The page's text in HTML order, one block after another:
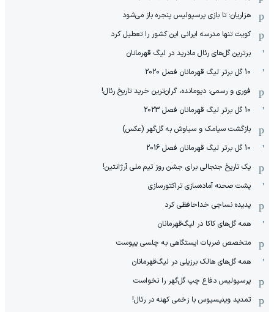
هزاریان: تا بازی پرسپولیس پنجره باز می‌شود
کویت تنها مدرسه ایرانی این کشور را تعطیل کرد
برترین گل‌های رئال مادرید در لیگ قهرمانان
10 گل برتر لیگ قهرمانان فصل 2020
فوری و رسمی: دیومانده، گران‌ترین خرید تاریخ رئال!
10 گل برتر لیگ قهرمانان فصل 2023
بازگشت سیامک و سیاوش به گل‌گهر (عکس)
10 گل برتر لیگ قهرمانان فصل 2016
یک تاریخ جنجالی برای جشن روز تیم ملی آرژانتین!
پشت صحنه آماده‌سازی تراکتورسازی
پدیده نساجی خداحافظی کرد
همه گل‌های کاکا در لیگ‌قهرمانان
متخصص ضربات ایستگاهی به چلسی پیوست
همه گل‌های هالک برزیلی در لیگ‌قهرمانان
پرسپولیس دفاع چپ گل‌گهر را نخواست
تمدید وینیسیوس با زخمی کهنه در رئال!